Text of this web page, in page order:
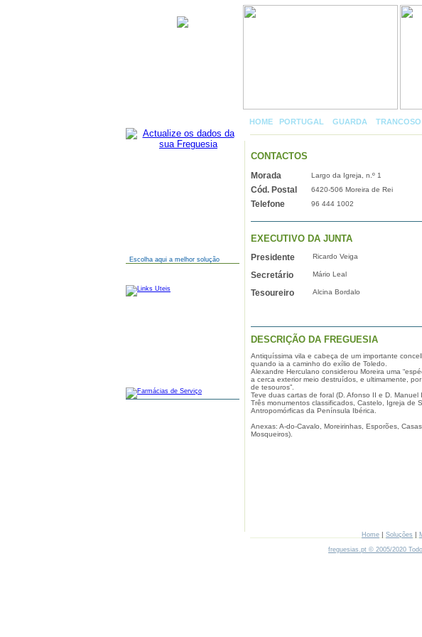
Escolha aqui a melhor solução
HOME PORTUGAL GUARDA TRANCOSO
CONTACTOS
Morada Largo da Igreja, n.º 1
Cód. Postal 6420-506 Moreira de Rei
Telefone 96 444 1002
EXECUTIVO DA JUNTA
Presidente Ricardo Veiga
Secretário Mário Leal
Tesoureiro Alcina Bordalo
DESCRIÇÃO DA FREGUESIA
Antiquíssima vila e cabeça de um importante
quando ia a caminho do exílio de Toledo.
Alexandre Herculano considerou Moreira uma
a cerca exterior meio destruídos, e ultimamente,
de tesouros”.
Teve duas cartas de foral (D. Afonso II e D. Manuel
Três monumentos classificados, Castelo, Igreja de
Antropomórficas da Península Ibérica.
Anexas: A-do-Cavalo, Moreirinhas, Esporões,
Mosqueiros).
Home | Soluções |
freguesias.pt © 2005/2020